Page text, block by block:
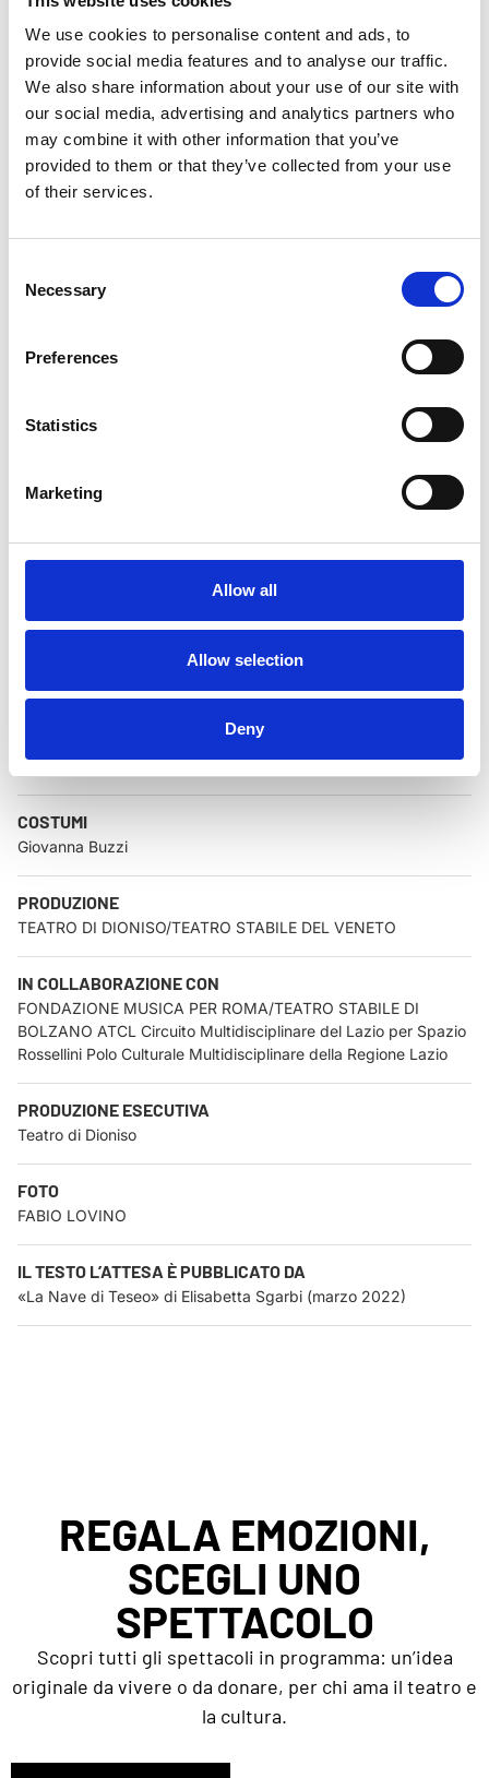
We use cookies to personalise content and ads, to
provide social media features and to analyse our traffic.
We also share information about your use of our site with
our social media, advertising and analytics partners who
may combine it with other information that you’ve
provided to them or that they’ve collected from your use
of their services.
Selection
Necessary
Preferences
Statistics
Marketing
Allow all
Allow selection
Deny
luci, Giovanna Buzzi, i costumi, e Piergiorgio De
Luca, il suono. Elisabetta Sgarbi ha curato la
pubblicazione del testo con la sua «La Nave di
Teseo»
Anna Foglietta e Paola Minaccioni
Remo Binosi
REGIA DI
ASSISTENTE ALLA REGIA
Piergiorgio De Luca
Pasquale Mari
COSTUMI
Giovanna Buzzi
PRODUZIONE
TEATRO DI DIONISO/TEATRO STABILE DEL VENETO
IN COLLABORAZIONE CON
FONDAZIONE MUSICA PER ROMA/TEATRO STABILE DI
BOLZANO ATCL Circuito Multidisciplinare del Lazio per Spazio
Rossellini Polo Culturale Multidisciplinare della Regione Lazio
PRODUZIONE ESECUTIVA
Teatro di Dioniso
FOTO
FABIO LOVINO
IL TESTO L’ATTESA È PUBBLICATO DA
«La Nave di Teseo» di Elisabetta Sgarbi (marzo 2022)
REGALA EMOZIONI,
SCEGLI UNO
SPETTACOLO
Scopri tutti gli spettacoli in programma: un’idea
originale da vivere o da donare, per chi ama il teatro e
la cultura.